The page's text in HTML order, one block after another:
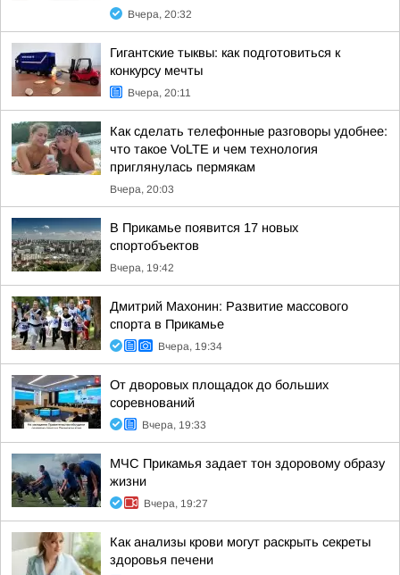
Вчера, 20:32
Гигантские тыквы: как подготовиться к
конкурсу мечты
Вчера, 20:11
Как сделать телефонные разговоры удобнее:
что такое VoLTE и чем технология
приглянулась пермякам
Вчера, 20:03
В Прикамье появится 17 новых
спортобъектов
Вчера, 19:42
Дмитрий Махонин: Развитие массового
спорта в Прикамье
Вчера, 19:34
От дворовых площадок до больших
соревнований
Вчера, 19:33
МЧС Прикамья задает тон здоровому образу
жизни
Вчера, 19:27
Как анализы крови могут раскрыть секреты
здоровья печени